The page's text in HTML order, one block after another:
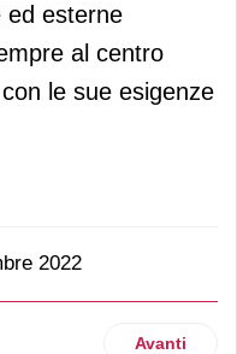
ed esterne
al centro
le sue esigenze
2022
linea per sostenere la
Articolo
Avanti